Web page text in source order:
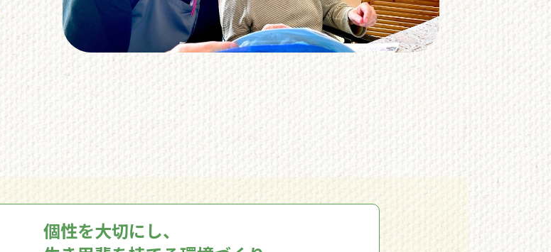
個性を大切にし、